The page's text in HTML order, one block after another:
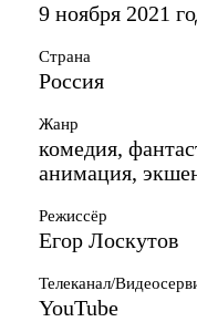
9 ноября 2021
Страна
Россия
Жанр
комедия,
анимация,
Режиссёр
Егор Лоскутов
Телеканал/
YouTube